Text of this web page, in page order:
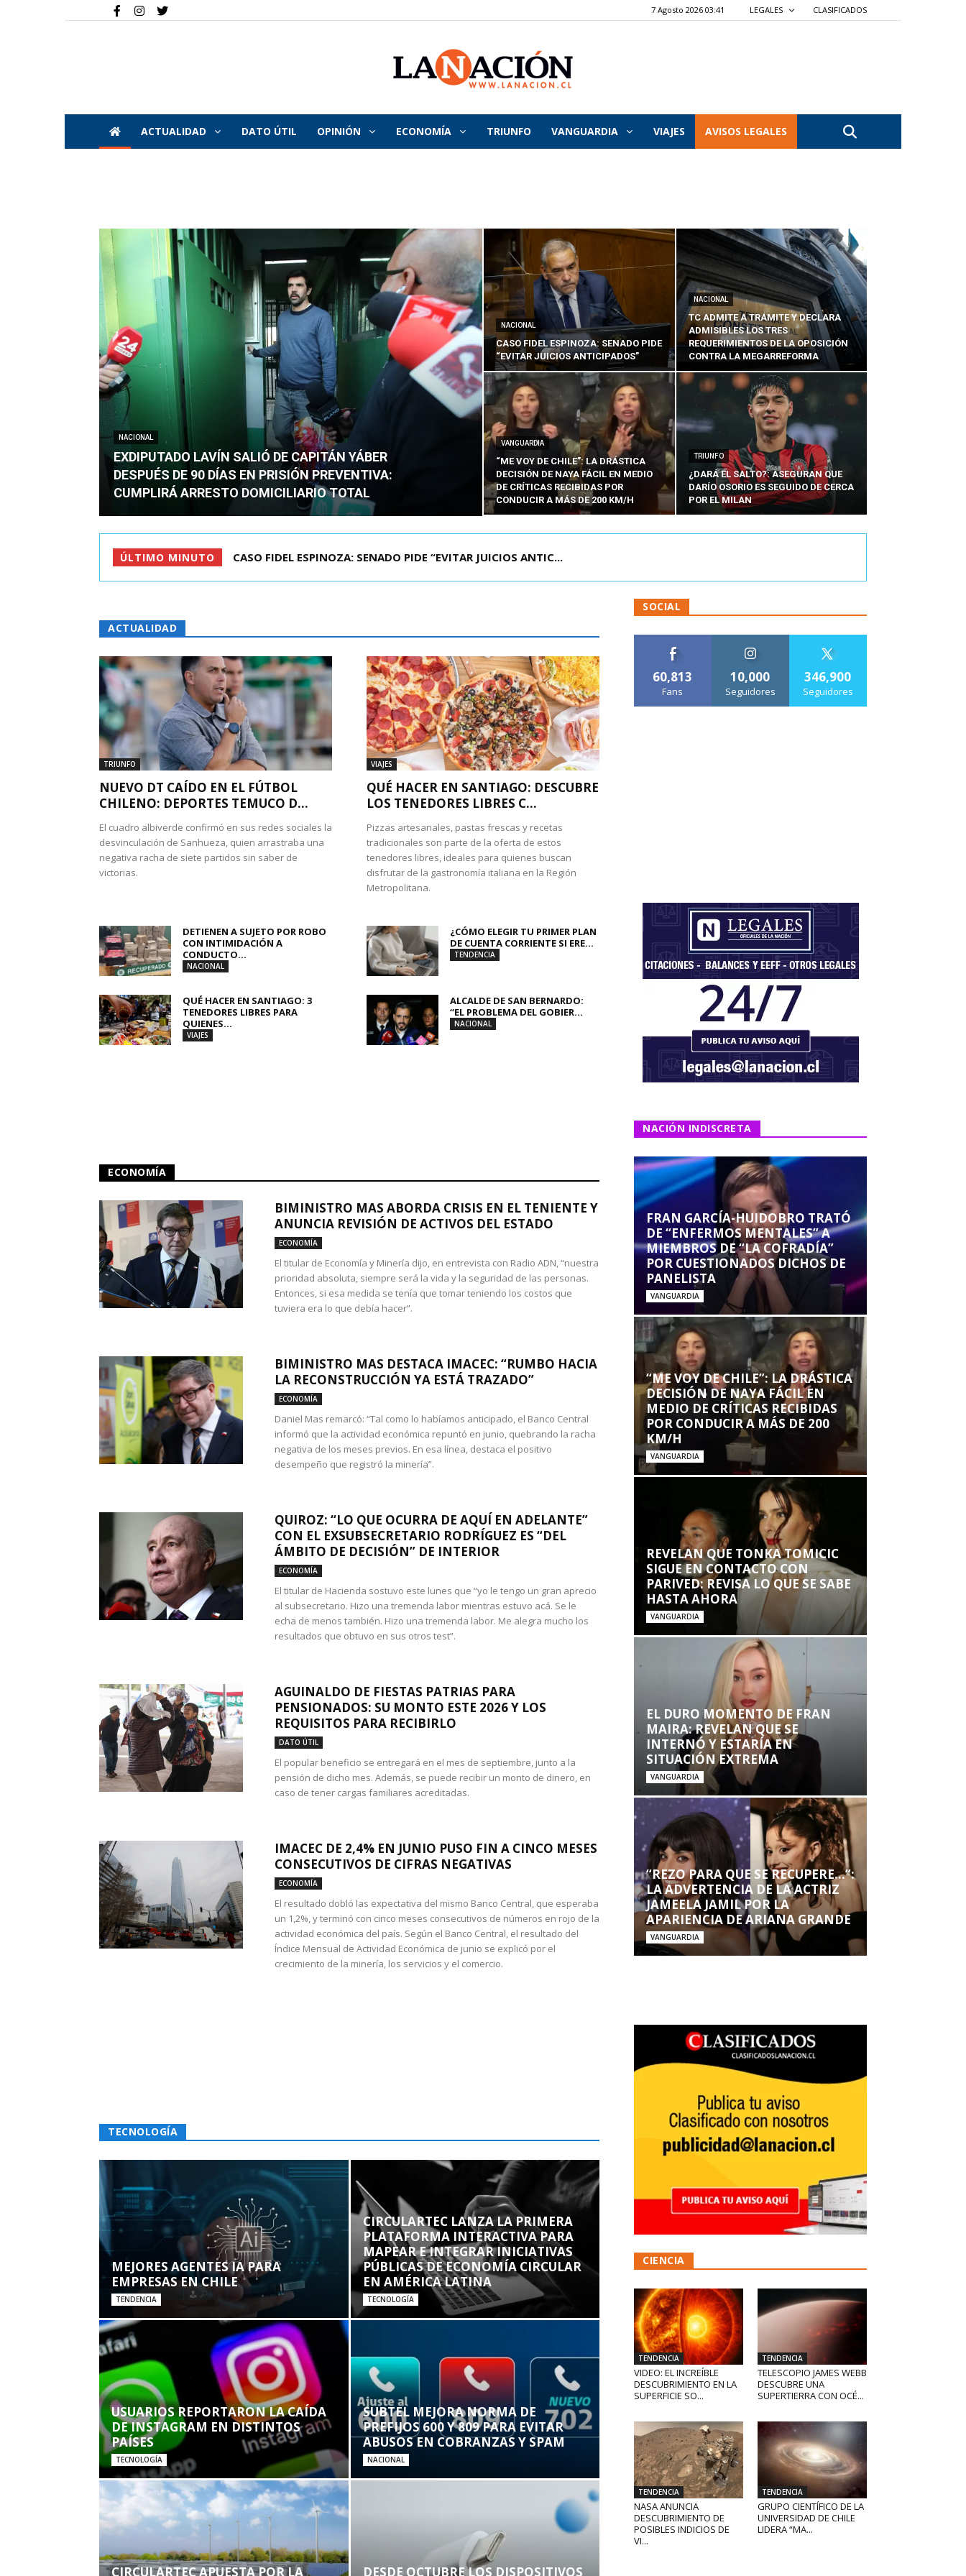
7 Agosto 2026 03:41 LEGALES CLASIFICADOS
La
Nación
ACTUALIDAD DATO ÚTIL OPINIÓN ECONOMÍA TRIUNFO VANGUARDIA VIAJES AVISOS LEGALES
NACIONAL
EXDIPUTADO LAVÍN SALIÓ DE CAPITÁN YÁBER
DESPUÉS DE 90 DÍAS EN PRISIÓN PREVENTIVA:
CUMPLIRÁ ARRESTO DOMICILIARIO TOTAL
NACIONAL
CASO FIDEL ESPINOZA: SENADO PIDE
“EVITAR JUICIOS ANTICIPADOS”
NACIONAL
TC ADMITE A TRÁMITE Y DECLARA
ADMISIBLES LOS TRES
REQUERIMIENTOS DE LA OPOSICIÓN
CONTRA LA MEGARREFORMA
VANGUARDIA
“ME VOY DE CHILE”: LA DRÁSTICA
DECISIÓN DE NAYA FÁCIL EN MEDIO
DE CRÍTICAS RECIBIDAS POR
CONDUCIR A MÁS DE 200 KM/H
TRIUNFO
¿DARÁ EL SALTO?: ASEGURAN QUE
DARÍO OSORIO ES SEGUIDO DE CERCA
POR EL MILAN
ÚLTIMO MINUTO CASO FIDEL ESPINOZA: SENADO PIDE “EVITAR JUICIOS ANTIC...
TC ADMITE A TRÁMITE Y DECLARA ADMISIBLES LOS TRES REQU...
ACTUALIDAD
TRIUNFO
NUEVO DT CAÍDO EN EL FÚTBOL
CHILENO: DEPORTES TEMUCO D...
El cuadro albiverde confirmó en sus redes sociales la
desvinculación de Sanhueza, quien arrastraba una
negativa racha de siete partidos sin saber de
victorias.
VIAJES
QUÉ HACER EN SANTIAGO: DESCUBRE
LOS TENEDORES LIBRES C...
Pizzas artesanales, pastas frescas y recetas
tradicionales son parte de la oferta de estos
tenedores libres, ideales para quienes buscan
disfrutar de la gastronomía italiana en la Región
Metropolitana.
DETIENEN A SUJETO POR ROBO
CON INTIMIDACIÓN A
CONDUCTO...
NACIONAL
¿CÓMO ELEGIR TU PRIMER PLAN
DE CUENTA CORRIENTE SI ERE...
TENDENCIA
QUÉ HACER EN SANTIAGO: 3
TENEDORES LIBRES PARA
QUIENES...
VIAJES
ALCALDE DE SAN BERNARDO:
“EL PROBLEMA DEL GOBIER...
NACIONAL
ECONOMÍA
BIMINISTRO MAS ABORDA CRISIS EN EL TENIENTE Y
ANUNCIA REVISIÓN DE ACTIVOS DEL ESTADO
ECONOMÍA
El titular de Economía y Minería dijo, en entrevista con Radio ADN, “nuestra
prioridad absoluta, siempre será la vida y la seguridad de las personas.
Entonces, si esa medida se tenía que tomar teniendo los costos que
tuviera era lo que debía hacer”.
BIMINISTRO MAS DESTACA IMACEC: “RUMBO HACIA
LA RECONSTRUCCIÓN YA ESTÁ TRAZADO”
ECONOMÍA
Daniel Mas remarcó: “Tal como lo habíamos anticipado, el Banco Central
informó que la actividad económica repuntó en junio, quebrando la racha
negativa de los meses previos. En esa línea, destaca el positivo
desempeño que registró la minería”.
QUIROZ: “LO QUE OCURRA DE AQUÍ EN ADELANTE”
CON EL EXSUBSECRETARIO RODRÍGUEZ ES “DEL
ÁMBITO DE DECISIÓN” DE INTERIOR
ECONOMÍA
El titular de Hacienda sostuvo este lunes que “yo le tengo un gran aprecio
al subsecretario. Hizo una tremenda labor mientras estuvo acá. Se le
echa de menos también. Hizo una tremenda labor. Me alegra mucho los
resultados que obtuvo en sus otros test”.
AGUINALDO DE FIESTAS PATRIAS PARA
PENSIONADOS: SU MONTO ESTE 2026 Y LOS
REQUISITOS PARA RECIBIRLO
DATO ÚTIL
El popular beneficio se entregará en el mes de septiembre, junto a la
pensión de dicho mes. Además, se puede recibir un monto de dinero, en
caso de tener cargas familiares acreditadas.
IMACEC DE 2,4% EN JUNIO PUSO FIN A CINCO MESES
CONSECUTIVOS DE CIFRAS NEGATIVAS
ECONOMÍA
El resultado dobló las expectativa del mismo Banco Central, que esperaba
un 1,2%, y terminó con cinco meses consecutivos de números en rojo de la
actividad económica del país. Según el Banco Central, el resultado del
Índice Mensual de Actividad Económica de junio se explicó por el
crecimiento de la minería, los servicios y el comercio.
TECNOLOGÍA
MEJORES AGENTES IA PARA
EMPRESAS EN CHILE
TENDENCIA
CIRCULARTEC LANZA LA PRIMERA
PLATAFORMA INTERACTIVA PARA
MAPEAR E INTEGRAR INICIATIVAS
PÚBLICAS DE ECONOMÍA CIRCULAR
EN AMÉRICA LATINA
TECNOLOGÍA
USUARIOS REPORTARON LA CAÍDA
DE INSTAGRAM EN DISTINTOS
PAÍSES
TECNOLOGÍA
SUBTEL MEJORA NORMA DE
PREFIJOS 600 Y 809 PARA EVITAR
ABUSOS EN COBRANZAS Y SPAM
NACIONAL
CIRCULARTEC APUESTA POR LA DESDE OCTUBRE LOS DISPOSITIVOS
SOCIAL
60,813
Fans
10,000
Seguidores
346,900
Seguidores
NACIÓN INDISCRETA
FRAN GARCÍA-HUIDOBRO TRATÓ
DE “ENFERMOS MENTALES” A
MIEMBROS DE “LA COFRADÍA”
POR CUESTIONADOS DICHOS DE
PANELISTA
VANGUARDIA
“ME VOY DE CHILE”: LA DRÁSTICA
DECISIÓN DE NAYA FÁCIL EN
MEDIO DE CRÍTICAS RECIBIDAS
POR CONDUCIR A MÁS DE 200
KM/H
VANGUARDIA
REVELAN QUE TONKA TOMICIC
SIGUE EN CONTACTO CON
PARIVED: REVISA LO QUE SE SABE
HASTA AHORA
VANGUARDIA
EL DURO MOMENTO DE FRAN
MAIRA: REVELAN QUE SE
INTERNÓ Y ESTARÍA EN
SITUACIÓN EXTREMA
VANGUARDIA
“REZO PARA QUE SE RECUPERE…”:
LA ADVERTENCIA DE LA ACTRIZ
JAMEELA JAMIL POR LA
APARIENCIA DE ARIANA GRANDE
VANGUARDIA
CIENCIA
TENDENCIA
VIDEO: EL INCREÍBLE
DESCUBRIMIENTO EN LA
SUPERFICIE SO...
TENDENCIA
TELESCOPIO JAMES WEBB
DESCUBRE UNA
SUPERTIERRA CON OCÉ...
TENDENCIA
NASA ANUNCIA
DESCUBRIMIENTO DE
POSIBLES INDICIOS DE
VI...
TENDENCIA
GRUPO CIENTÍFICO DE LA
UNIVERSIDAD DE CHILE
LIDERA “MA...